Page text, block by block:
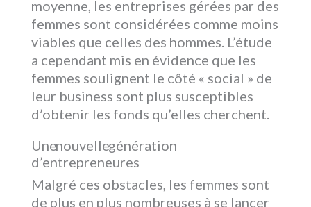
moyenne, les entreprises gérées par des
femmes sont considérées comme moins
viables que celles des hommes. L’étude
a cependant mis en évidence que les
femmes soulignent le côté « social » de
leur business sont plus susceptibles
d’obtenir les fonds qu’elles cherchent.
Une nouvelle génération
d’entrepreneures
Malgré ces obstacles, les femmes sont
de plus en plus nombreuses à se lancer